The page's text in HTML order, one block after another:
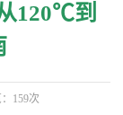
120℃到
159次